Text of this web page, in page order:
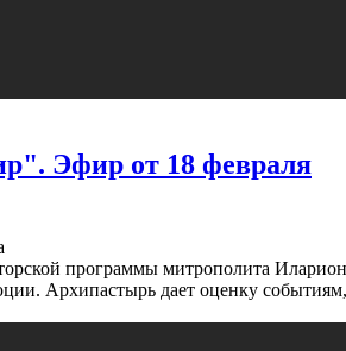
Эфир от 18 февраля
программы митрополита
Архипастырь дает оценку